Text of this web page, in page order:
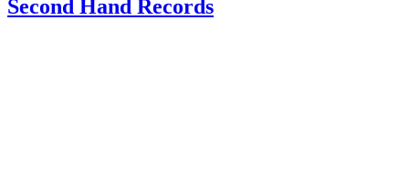
Second Hand Records